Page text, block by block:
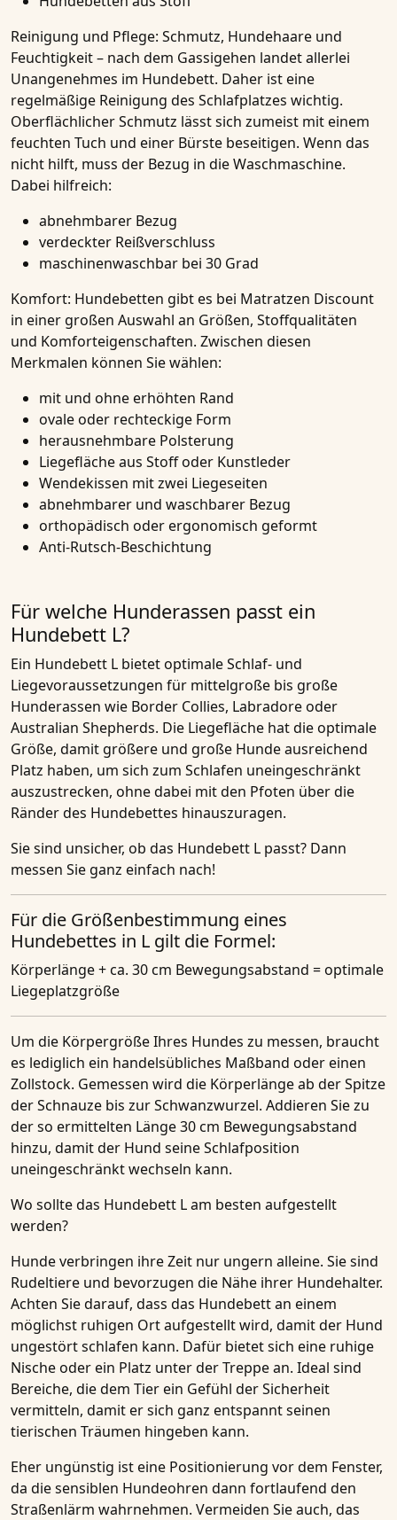
Reinigung und Pflege: Schmutz, Hundehaare und
Feuchtigkeit – nach dem Gassigehen landet allerlei
Unangenehmes im Hundebett. Daher ist eine
regelmäßige Reinigung des Schlafplatzes wichtig.
Oberflächlicher Schmutz lässt sich zumeist mit einem
feuchten Tuch und einer Bürste beseitigen. Wenn das
nicht hilft, muss der Bezug in die Waschmaschine.
Dabei hilfreich:
abnehmbarer Bezug
verdeckter Reißverschluss
maschinenwaschbar bei 30 Grad
Komfort: Hundebetten gibt es bei Matratzen Discount
in einer großen Auswahl an Größen, Stoffqualitäten
und Komforteigenschaften. Zwischen diesen
Merkmalen können Sie wählen:
mit und ohne erhöhten Rand
ovale oder rechteckige Form
herausnehmbare Polsterung
Liegefläche aus Stoff oder Kunstleder
Wendekissen mit zwei Liegeseiten
abnehmbarer und waschbarer Bezug
orthopädisch oder ergonomisch geformt
Anti-Rutsch-Beschichtung
Für welche Hunderassen passt ein
Hundebett L?
Ein Hundebett L bietet optimale Schlaf- und
Liegevoraussetzungen für mittelgroße bis große
Hunderassen wie Border Collies, Labradore oder
Australian Shepherds. Die Liegefläche hat die optimale
Größe, damit größere und große Hunde ausreichend
Platz haben, um sich zum Schlafen uneingeschränkt
auszustrecken, ohne dabei mit den Pfoten über die
Ränder des Hundebettes hinauszuragen.
Sie sind unsicher, ob das Hundebett L passt? Dann
messen Sie ganz einfach nach!
Für die Größenbestimmung eines
Hundebettes in L gilt die Formel:
Körperlänge + ca. 30 cm Bewegungsabstand = optimale
Liegeplatzgröße
Um die Körpergröße Ihres Hundes zu messen, braucht
es lediglich ein handelsübliches Maßband oder einen
Zollstock. Gemessen wird die Körperlänge ab der Spitze
der Schnauze bis zur Schwanzwurzel. Addieren Sie zu
der so ermittelten Länge 30 cm Bewegungsabstand
hinzu, damit der Hund seine Schlafposition
uneingeschränkt wechseln kann.
Wo sollte das Hundebett L am besten aufgestellt
werden?
Hunde verbringen ihre Zeit nur ungern alleine. Sie sind
Rudeltiere und bevorzugen die Nähe ihrer Hundehalter.
Achten Sie darauf, dass das Hundebett an einem
möglichst ruhigen Ort aufgestellt wird, damit der Hund
ungestört schlafen kann. Dafür bietet sich eine ruhige
Nische oder ein Platz unter der Treppe an. Ideal sind
Bereiche, die dem Tier ein Gefühl der Sicherheit
vermitteln, damit er sich ganz entspannt seinen
tierischen Träumen hingeben kann.
Eher ungünstig ist eine Positionierung vor dem Fenster,
da die sensiblen Hundeohren dann fortlaufend den
Straßenlärm wahrnehmen. Vermeiden Sie auch, das